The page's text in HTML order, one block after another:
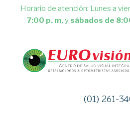
Horario de atención: Lunes a
7:00 p. m.y sábados de
(01) 261-